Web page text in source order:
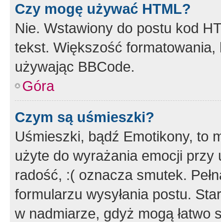
Czy mogę używać HTML?
Nie. Wstawiony do postu kod
tekst. Większość
używając BBCode.
Góra
Czym są uśmieszki?
Uśmieszki, bądź Emotikony, to
użyte do wyrażania emocji
radość, :( oznacza smutek.
formularzu wysyłania postu.
w nadmiarze, gdyż mogą